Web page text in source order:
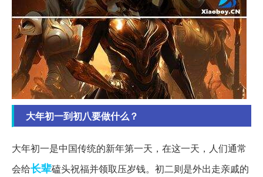
大年初一到初八要做什么？
大年初一是中国传统的新年第一天，在这一天，人们通常
会给长辈磕头祝福并领取压岁钱。初二则是外出走亲戚的